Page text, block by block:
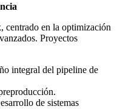
en la optimización
Proyectos
integral del pipeline de
de sistemas